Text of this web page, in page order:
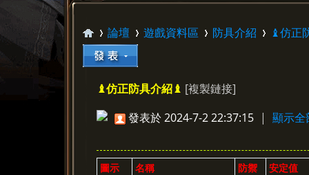
»
論壇
›
遊戲資料區
›
防具介紹 ♝仿正
♝仿正防具介紹♝ [複製鏈接]
發表於 2024-7-2 22:37:15 | 顯示全
圖示 名稱 防禦
安定值